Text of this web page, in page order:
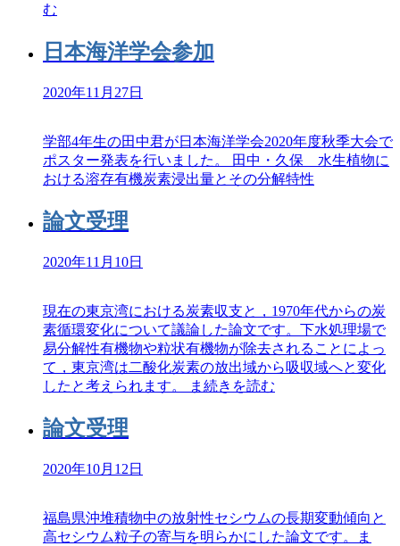
む
日本海洋学会参加
2020年11月27日
学部4年生の田中君が日本海洋学会2020年度秋季大会で
ポスター発表を行いました。 田中・久保 水生植物に
おける溶存有機炭素浸出量とその分解特性
論文受理
2020年11月10日
現在の東京湾における炭素収支と，1970年代からの炭
素循環変化について議論した論文です。下水処理場で
易分解性有機物や粒状有機物が除去されることによっ
て，東京湾は二酸化炭素の放出域から吸収域へと変化
したと考えられます。 ま 続きを読む
論文受理
2020年10月12日
福島県沖堆積物中の放射性セシウムの長期変動傾向と
高セシウム粒子の寄与を明らかにした論文です。ま